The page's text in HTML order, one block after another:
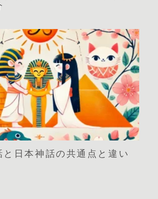
と日本神話の共通点と違い